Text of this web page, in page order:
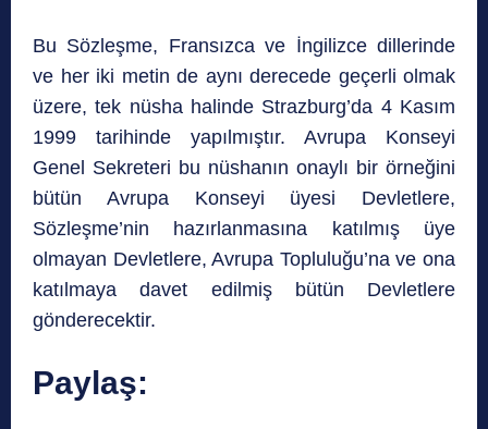
Bu Sözleşme, Fransızca ve İngilizce dillerinde
ve her iki metin de aynı derecede geçerli olmak
üzere, tek nüsha halinde Strazburg’da 4 Kasım
1999 tarihinde yapılmıştır. Avrupa Konseyi
Genel Sekreteri bu nüshanın onaylı bir örneğini
bütün Avrupa Konseyi üyesi Devletlere,
Sözleşme’nin hazırlanmasına katılmış üye
olmayan Devletlere, Avrupa Topluluğu’na ve ona
katılmaya davet edilmiş bütün Devletlere
gönderecektir.
Paylaş: